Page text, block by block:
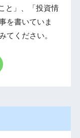
と」、「投資情
を書いていま
てください。